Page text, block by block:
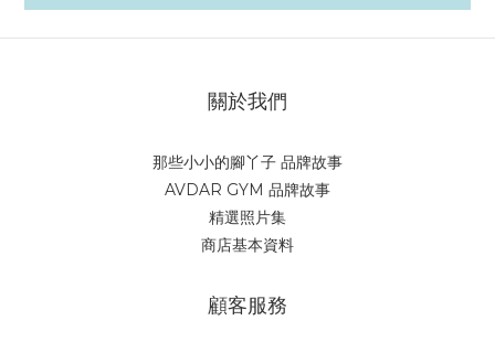
關於我們
那些小小的腳丫子 品牌故事
AVDAR GYM 品牌故事
精選照片集
商店基本資料
顧客服務